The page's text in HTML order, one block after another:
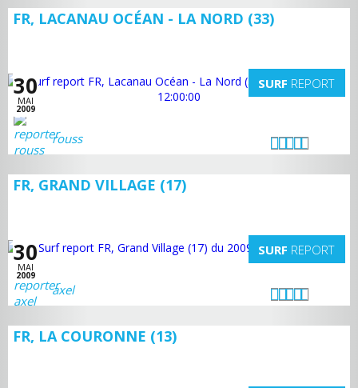
FR, LACANAU OCÉAN - LA NORD (33)
30
MAI
2009
SURF REPORT
rouss
FR, GRAND VILLAGE (17)
30
MAI
2009
SURF REPORT
axel
FR, LA COURONNE (13)